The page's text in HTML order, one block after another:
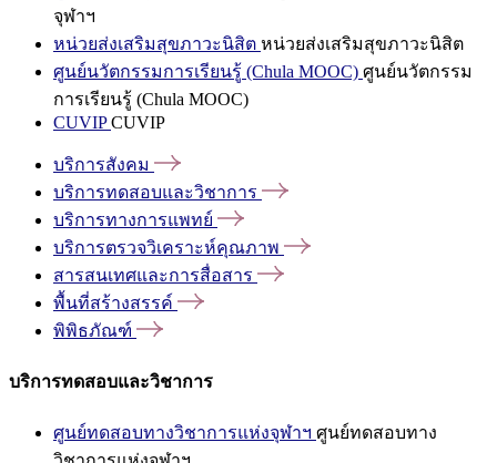
จุฬาฯ
หน่วยส่งเสริมสุขภาวะนิสิต หน่วยส่งเสริมสุขภาวะนิสิต
ศูนย์นวัตกรรมการเรียนรู้ (Chula MOOC) ศูนย์นวัตกรรม
การเรียนรู้ (Chula MOOC)
CUVIPCUVIP
บริการสังคม
บริการทดสอบและวิชาการ
บริการทางการแพทย์
บริการตรวจวิเคราะห์คุณภาพ
สารสนเทศและการสื่อสาร
พื้นที่สร้างสรรค์
พิพิธภัณฑ์
บริการทดสอบและวิชาการ
ศูนย์ทดสอบทางวิชาการแห่งจุฬาฯ ศูนย์ทดสอบทาง